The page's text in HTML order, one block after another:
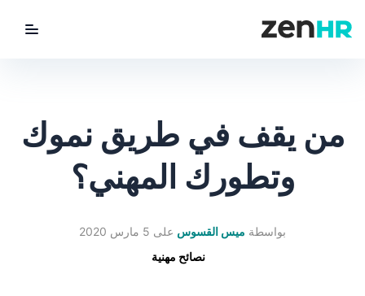
من يقف في طريق نموك
وتطورك المهني؟
بواسطة ميس القسوس على 5 مارس 2020
نصائح مهنية